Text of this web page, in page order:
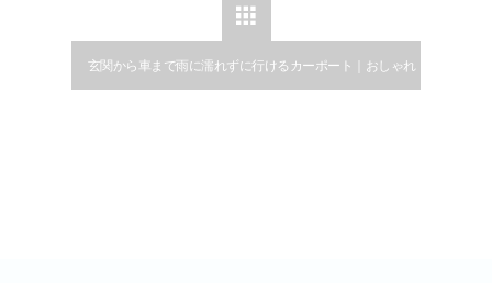

玄関から車まで雨に濡れずに行けるカーポート｜おしゃれ